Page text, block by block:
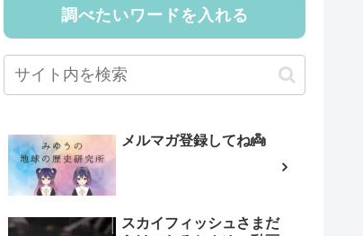
調べたいワードを入れる
メルマガ登録してね👼
スカイフィッシュさまだ